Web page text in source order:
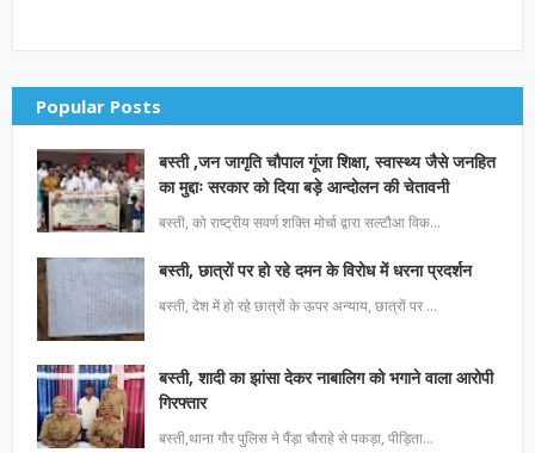
Popular Posts
बस्ती ,जन जागृति चौपाल गूंजा शिक्षा, स्वास्थ्य जैसे जनहित
का मुद्दाः सरकार को दिया बड़े आन्दोलन की चेतावनी
बस्ती, को राष्ट्रीय सवर्ण शक्ति मोर्चा द्वारा सल्टौआ विक…
बस्ती, छात्रों पर हो रहे दमन के विरोध में धरना प्रदर्शन
बस्ती, देश में हो रहे छात्रों के ऊपर अन्याय, छात्रों पर …
बस्ती, शादी का झांसा देकर नाबालिग को भगाने वाला आरोपी
गिरफ्तार
बस्ती,थाना गौर पुलिस ने पैंड़ा चौराहे से पकड़ा, पीड़िता…